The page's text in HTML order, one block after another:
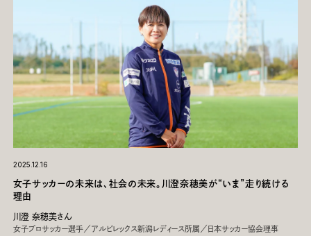
2025.12.16
女子サッカーの未来は、社会の未来。川澄奈穂美が“いま”走り続ける
理由
川澄 奈穂美さん
女子プロサッカー選手／アルビレックス新潟レディース所属／日本サッカー協会理事